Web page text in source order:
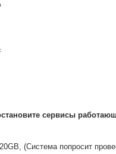
сервисы
(Система попросит